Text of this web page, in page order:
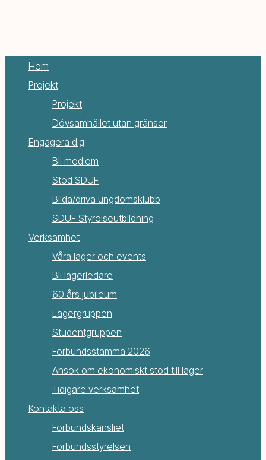
Hem
Projekt
Projekt
Dövsamhället utan gränser
Engagera dig
Bli medlem
Stöd SDUF
Bilda/driva ungdomsklubb
SDUF Styrelseutbildning
Verksamhet
Våra läger och events
Bli lägerledare
60 års jubileum
Lägergruppen
Studentgruppen
Förbundsstämma 2026
Ansök om ekonomiskt stöd till läger
Tidigare verksamhet
Kontakta oss
Förbundskansliet
Förbundsstyrelsen